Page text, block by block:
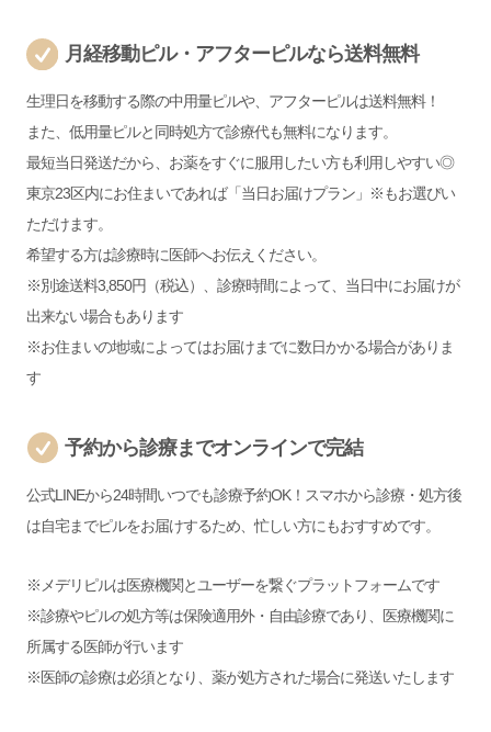
月経移動ピル・アフターピルなら送料無料
生理日を移動する際の中用量ピルや、アフターピルは送料無料！
また、低用量ピルと同時処方で診療代も無料になります。
最短当日発送だから、お薬をすぐに服用したい方も利用しやすい◎
東京23区内にお住まいであれば「当日お届けプラン」※もお選びい
ただけます。
希望する方は診療時に医師へお伝えください。
※別途送料3,850円（税込）、診療時間によって、当日中にお届けが
出来ない場合もあります
※お住まいの地域によってはお届けまでに数日かかる場合がありま
す
予約から診療までオンラインで完結
公式LINEから24時間いつでも診療予約OK！スマホから診療・処方後
は自宅までピルをお届けするため、忙しい方にもおすすめです。
※メデリピルは医療機関とユーザーを繋ぐプラットフォームです
※診療やピルの処方等は保険適用外・自由診療であり、医療機関に
所属する医師が行います
※医師の診療は必須となり、薬が処方された場合に発送いたします